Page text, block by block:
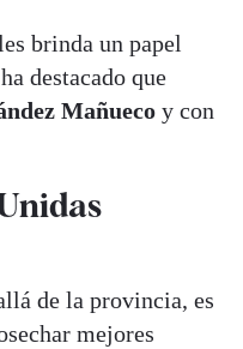
brinda un papel
destacado que
Mañueco y con
de la provincia, es
mejores